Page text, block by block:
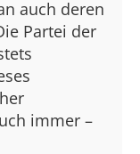
auch deren
Partei der
immer –